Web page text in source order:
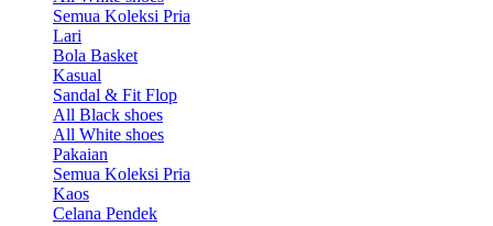
Semua Koleksi Pria
Lari
Bola Basket
Kasual
Sandal & Fit Flop
All Black shoes
All White shoes
Pakaian
Semua Koleksi Pria
Kaos
Celana Pendek